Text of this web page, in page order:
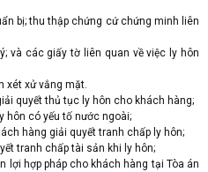
bị; thu thập chứng cứ chứng minh liên
và các giấy tờ liên quan về việc ly hôn
xét xử vắng mặt.
quyết thủ tục ly hôn cho khách hàng;
hôn có yếu tố nước ngoài;
hàng giải quyết tranh chấp ly hôn;
tranh chấp tài sản khi ly hôn;
lợi hợp pháp cho khách hàng tại Tòa án